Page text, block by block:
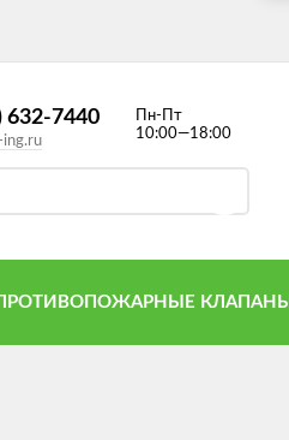
632-7440
Пн-Пт
10:00—18:00
КЛАПАНЫ